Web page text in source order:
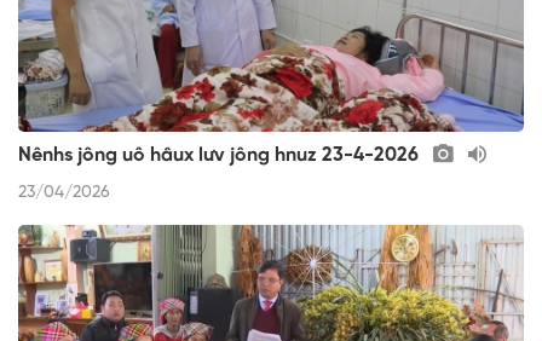
Nênhs jông uô hâux lưv jông hnuz 23-4-2026
23/04/2026